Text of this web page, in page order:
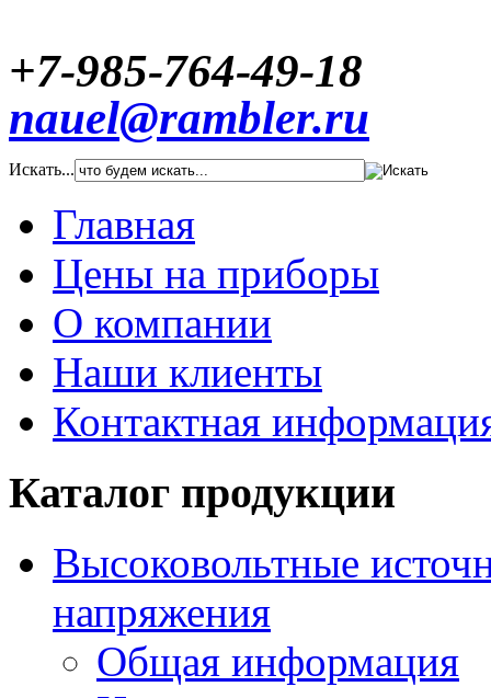
+7-985-764-49-18
nauel@rambler.ru
Искать...
Главная
Цены на приборы
О компании
Наши клиенты
Контактная
Каталог продукции
Высоковольтные
напряжения
Общая информация